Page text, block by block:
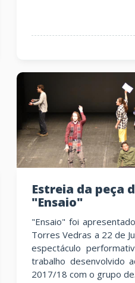
Estreia da peça de teatro
"Ensaio"
"Ensaio" foi
Torres Vedras a 22 de
espectáculo
trabalho desenvolvido
2017/18 com o grupo